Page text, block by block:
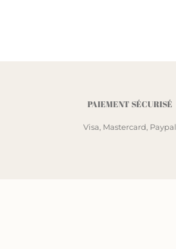
PAIEMENT SÉCURISÉ
Visa, Mastercard, Paypal